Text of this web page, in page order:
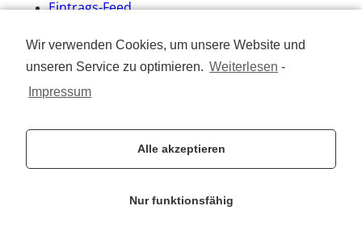
Wir verwenden Cookies, um unsere Website und
unseren Service zu optimieren. Weiterlesen -
Impressum
Alle akzeptieren
Nur funktionsfähig
Eintrags-Feed
WordPress.org
Nehmen Sie Kontakt auf
Unsere Kontaktdaten